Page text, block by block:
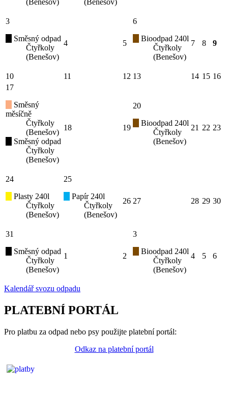
(Benešov)
(Benešov)
3
Směsný odpad
Čtyřkoly
(Benešov)
4 5
6
Bioodpad 240l
Čtyřkoly
(Benešov)
7 8 9
10 11 12 13 14 15 16
17
Směsný
měsíčně
Čtyřkoly
(Benešov)
Směsný odpad
Čtyřkoly
(Benešov)
18 19
20
Bioodpad 240l
Čtyřkoly
(Benešov)
21 22 23
24
Plasty 240l
Čtyřkoly
(Benešov)
25
Papír 240l
Čtyřkoly
(Benešov)
26 27 28 29 30
31
Směsný odpad
Čtyřkoly
(Benešov)
1 2
3
Bioodpad 240l
Čtyřkoly
(Benešov)
4 5 6
Kalendář svozu odpadu
PLATEBNÍ PORTÁL
Pro platbu za odpad nebo psy použijte platební portál:
Odkaz na platební portál